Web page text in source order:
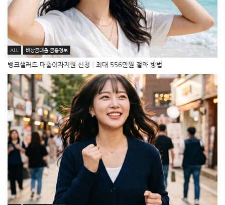
ALL 비상금대출·금융정보
뱅크샐러드 대출이자지원 신청│최대 556만원 절약 방법